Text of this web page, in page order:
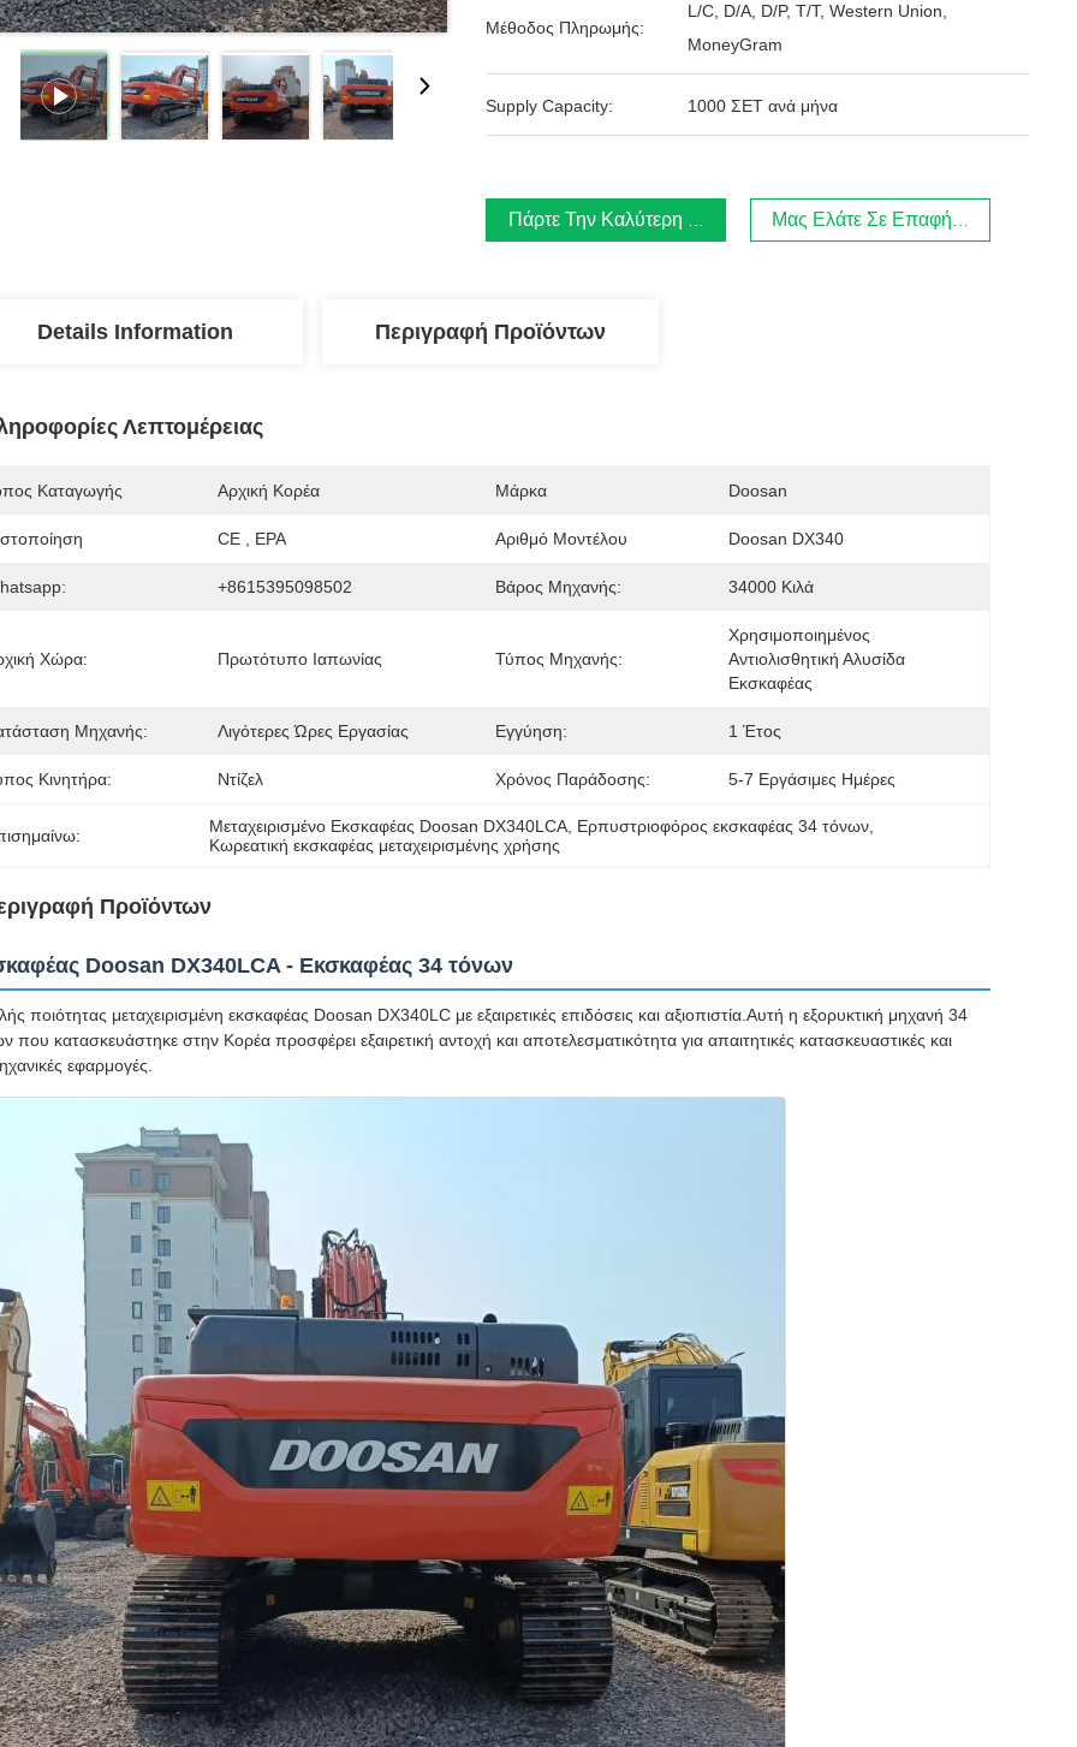
Μέθοδος Πληρωμής:
L/C, D/A, D/P, T/T, Western Union,
MoneyGram
Supply Capacity: 1000 ΣΕΤ ανά μήνα
Πάρτε Την Καλύτερη Τιμή Μας Ελάτε Σε Επαφή Με
Details Information Περιγραφή Προϊόντων
Λεπτομέρειας
Καταγωγής Αρχική Κορέα Μάρκα Doosan
CE , EPA Αριθμό Μοντέλου Doosan DX340
+8615395098502 Βάρος Μηχανής: 34000 Κιλά
Χώρα: Πρωτότυπο Ιαπωνίας Τύπος Μηχανής:
Χρησιμοποιημένος
Αντιολισθητική Αλυσίδα
Εκσκαφέας
Μηχανής: Λιγότερες Ώρες Εργασίας Εγγύηση: 1 Έτος
Κινητήρα: Ντίζελ Χρόνος Παράδοσης: 5-7 Εργάσιμες Ημέρες
Μεταχειρισμένο Εκσκαφέας Doosan DX340LCA Ερπυστριοφόρος εκσκαφέας 34 τόνων
Κωρεατική εκσκαφέας μεταχειρισμένης χρήσης
Προϊόντων
Doosan DX340LCA - Εκσκαφέας 34 τόνων
ποιότητας μεταχειρισμένη εκσκαφέας Doosan DX340LC με εξαιρετικές επιδόσεις και αξιοπιστία.Αυτή η εξορυκτική μηχανή 34
που κατασκευάστηκε στην Κορέα προσφέρει εξαιρετική αντοχή και αποτελεσματικότητα για απαιτητικές κατασκευαστικές και
εφαρμογές.